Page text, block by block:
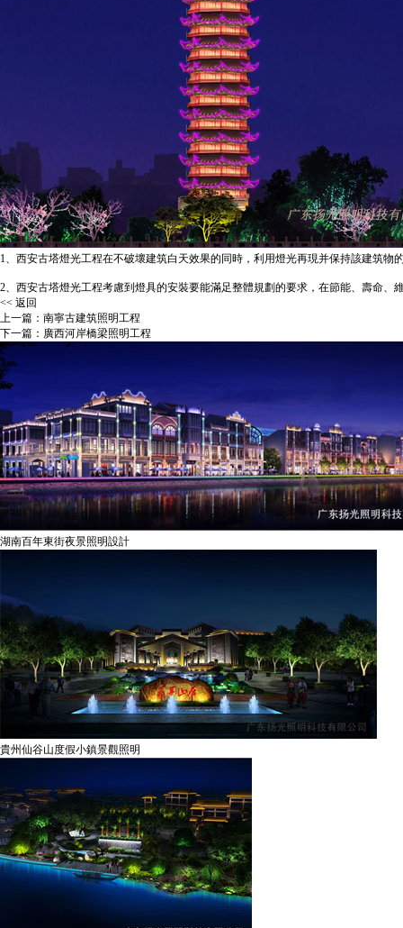
1、西安古塔燈光工程在不破壞建筑白天效果的同時，利用燈光再現并保持該建筑物
2、西安古塔燈光工程考慮到燈具的安裝要能滿足整體規劃的要求，在節能、壽命
<< 返回
上一篇： 南寧古建筑照明工程
下一篇： 廣西河岸橋梁照明工程
湖南百年東街夜景照明設計
貴州仙谷山度假小鎮景觀照明